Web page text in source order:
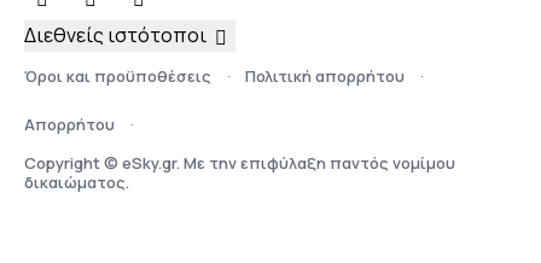
Όροι και προϋποθέσεις Πολιτική απορρήτου
Απορρήτου
Copyright © eSky.gr. Με την επιφύλαξη παντός νομίμου
δικαιώματος.
Διεθνείς ιστότοποι